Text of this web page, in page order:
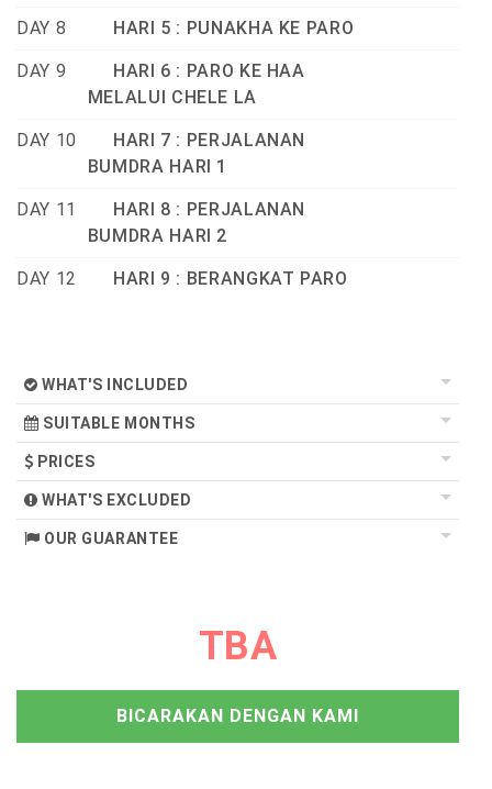
DAY 8 HARI 5 : PUNAKHA KE PARO
DAY 9
HARI 6 : PARO KE HAA
MELALUI CHELE LA
DAY 10
HARI 7 : PERJALANAN
BUMDRA HARI 1
DAY 11
HARI 8 : PERJALANAN
BUMDRA HARI 2
DAY 12 HARI 9 : BERANGKAT PARO
WHAT'S INCLUDED
SUITABLE MONTHS
PRICES
WHAT'S EXCLUDED
OUR GUARANTEE
TBA
BICARAKAN DENGAN KAMI